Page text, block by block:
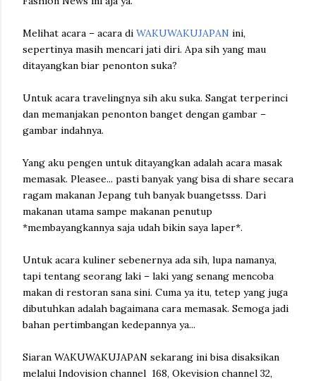
Melihat acara – acara di WAKUWAKUJAPAN ini,
sepertinya masih mencari jati diri. Apa sih yang mau
ditayangkan biar penonton suka?
Untuk acara travelingnya sih aku suka. Sangat terperinci
dan memanjakan penonton banget dengan gambar –
gambar indahnya.
Yang aku pengen untuk ditayangkan adalah acara masak
memasak. Pleasee... pasti banyak yang bisa di share secara
ragam makanan Jepang tuh banyak buangetsss. Dari
makanan utama sampe makanan penutup
*membayangkannya saja udah bikin saya laper*.
Untuk acara kuliner sebenernya ada sih, lupa namanya,
tapi tentang seorang laki – laki yang senang mencoba
makan di restoran sana sini. Cuma ya itu, tetep yang juga
dibutuhkan adalah bagaimana cara memasak. Semoga jadi
bahan pertimbangan kedepannya ya...
Siaran WAKUWAKUJAPAN sekarang ini bisa disaksikan
melalui Indovision channel 168, Okevision channel 32,